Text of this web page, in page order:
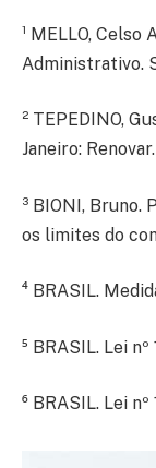
¹ MELLO, Celso
Administrativo.
² TEPEDINO,
Janeiro: Renovar.
³ BIONI, Bruno.
os limites do
⁴ BRASIL.
⁵ BRASIL. Lei
⁶ BRASIL. Lei